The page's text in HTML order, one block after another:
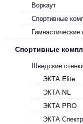
Воркаут
Спортивные
Спортивные
Шведские
ЭКТА Elite
ЭКТА NL
ЭКТА PRO
ЭКТА Спектр